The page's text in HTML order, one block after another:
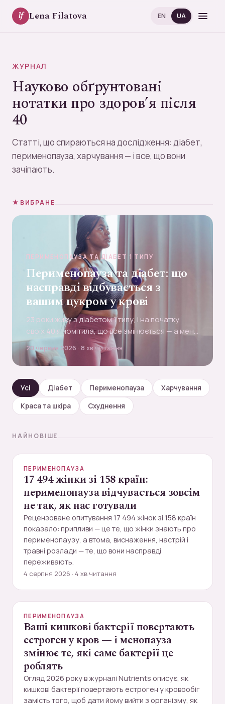
lf Lena Filatova EN UA
ЖУРНАЛ
Науково обґрунтовані
нотатки про здоров’я після
40
Статті, що спираються на дослідження: діабет,
перименопауза, харчування — і все, що вони
зачіпають.
ВИБРАНЕ
ПЕРИМЕНОПАУЗА ТА ДІАБЕТ 1 ТИПУ
Перименопауза та діабет: що
насправді відбувається з
вашим цукром у крові
23 роки живу з діабетом 1 типу, і на початку
своїх 40 я помітила, що все змінюється — а мене
ніхто не попередив. Ось що перименопауза
насправді робить із цукром у крові й що мені
справді допомогло.
20 червня 2026 · 8 хв читання
Усі Діабет Перименопауза
Харчування
Краса та шкіра
Схуднення
НАЙНОВІШЕ
ПЕРИМЕНОПАУЗА
17 494 жінки зі 158 країн:
перименопауза відчувається зовсім
не так, як нас готували
Рецензоване опитування 17 494 жінок зі 158 країн
показало: припливи — це те, що жінки знають про
перименопаузу, а втома, виснаження, настрій і
травні розлади — те, що вони насправді
переживають.
4 серпня 2026 · 4 хв читання
ПЕРИМЕНОПАУЗА
Ваші кишкові бактерії повертають
естроген у кров — і менопауза
змінює те, які саме бактерії це
роблять
Огляд 2026 року в журналі Nutrients описує, як
кишкові бактерії повертають естроген у кровообіг
замість того, щоб дати йому вийти з організму, як